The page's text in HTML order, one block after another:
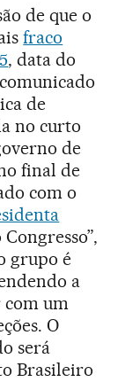
de que o
fraco
, data do
de
no curto
de
final de
com o
grupo é
a
com um
O
será
Brasileiro